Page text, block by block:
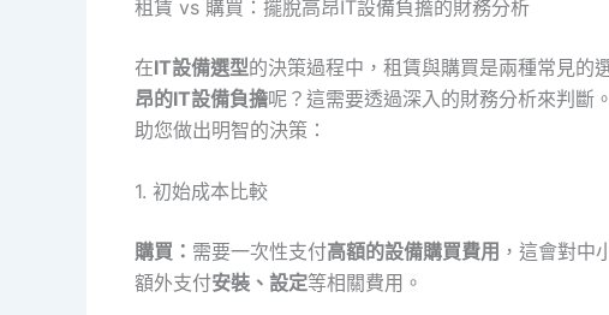
租賃 vs 購買：擺脫高昂IT設備負擔的財務分析
在IT設備選型的決策過程中，租賃與購買是兩種常見的
昂的IT設備負擔呢？這需要透過深入的財務分析來判斷
助您做出明智的決策：
1. 初始成本比較
購買： 需要一次性支付高額的設備購買費用 ，這會對中
額外支付安裝、設定等相關費用。